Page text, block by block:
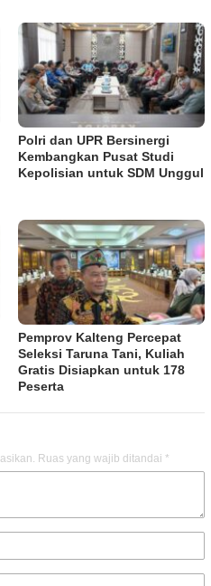
Polri dan UPR Bersinergi
Kembangkan Pusat Studi
Kepolisian untuk SDM Unggul
Pemprov Kalteng Percepat
Seleksi Taruna Tani, Kuliah
Gratis Disiapkan untuk 178
Peserta
Ruas yang wajib ditandai *